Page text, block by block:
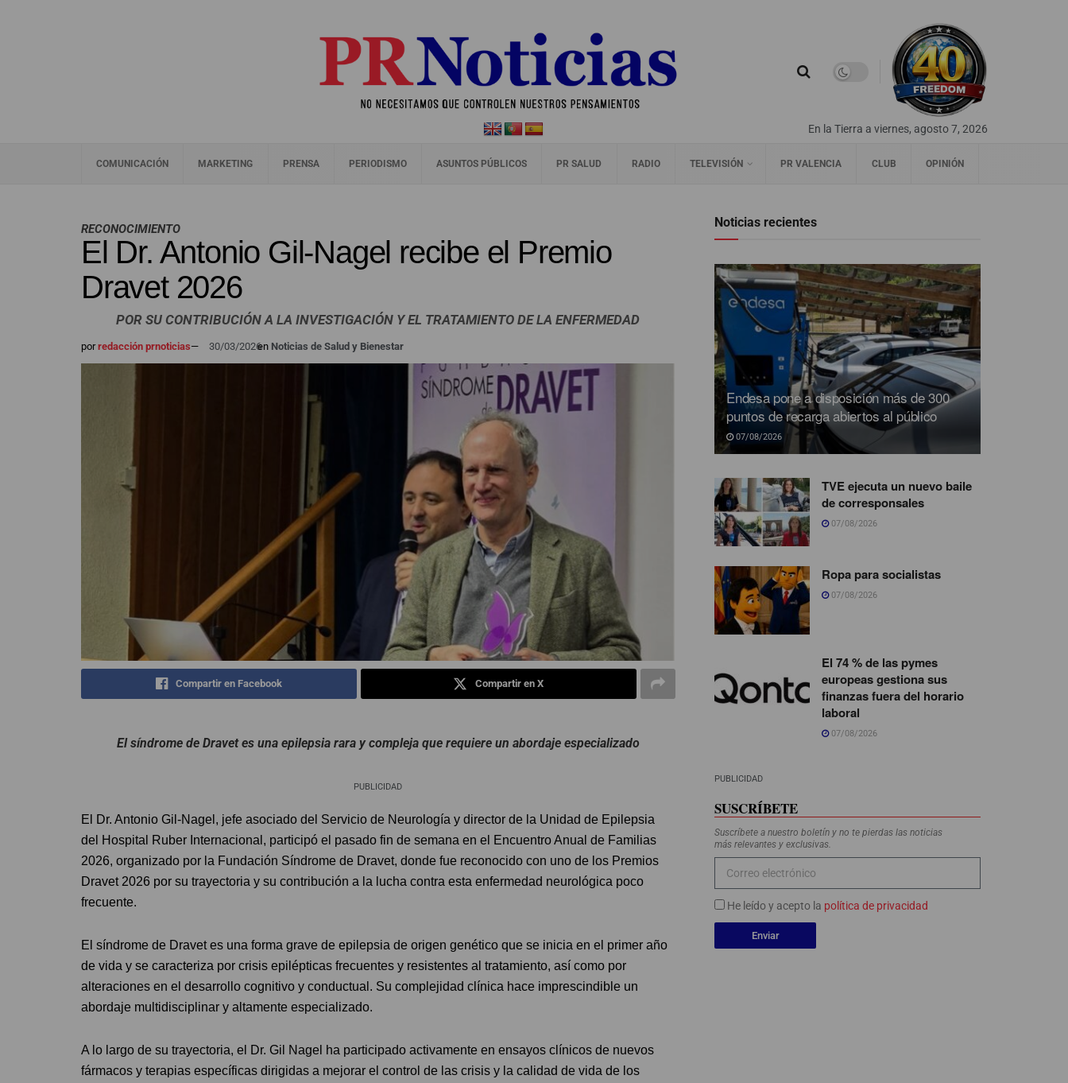
En la Tierra a viernes, agosto 7, 2026
COMUNICACIÓN MARKETING PRENSA PERIODISMO ASUNTOS PÚBLICOS PR SALUD RADIO TELEVISIÓN PR VALENCIA CLUB OPINIÓN
RECONOCIMIENTO
El Dr. Antonio Gil-Nagel recibe el Premio
Dravet 2026
POR SU CONTRIBUCIÓN A LA INVESTIGACIÓN Y EL TRATAMIENTO DE LA ENFERMEDAD
porredacción prnoticias— 30/03/2026en Noticias de Salud y Bienestar
Compartir en Facebook Compartir en X
El síndrome de Dravet es una epilepsia rara y compleja que requiere un abordaje especializado
PUBLICIDAD
El Dr. Antonio Gil-Nagel, jefe asociado del Servicio de Neurología y director de la Unidad de Epilepsia
del Hospital Ruber Internacional, participó el pasado fin de semana en el Encuentro Anual de Familias
2026, organizado por la Fundación Síndrome de Dravet, donde fue reconocido con uno de los Premios
Dravet 2026 por su trayectoria y su contribución a la lucha contra esta enfermedad neurológica poco
frecuente.
El síndrome de Dravet es una forma grave de epilepsia de origen genético que se inicia en el primer año
de vida y se caracteriza por crisis epilépticas frecuentes y resistentes al tratamiento, así como por
alteraciones en el desarrollo cognitivo y conductual. Su complejidad clínica hace imprescindible un
abordaje multidisciplinar y altamente especializado.
A lo largo de su trayectoria, el Dr. Gil Nagel ha participado activamente en ensayos clínicos de nuevos
fármacos y terapias específicas dirigidas a mejorar el control de las crisis y la calidad de vida de los
Noticias recientes
Endesa pone a disposición más de 300
puntos de recarga abiertos al público
07/08/2026
TVE ejecuta un nuevo baile
de corresponsales
07/08/2026
Ropa para socialistas
07/08/2026
El 74 % de las pymes
europeas gestiona sus
finanzas fuera del horario
laboral
07/08/2026
PUBLICIDAD
SUSCRÍBETE
Suscríbete a nuestro boletín y no te pierdas las noticias
más relevantes y exclusivas.
He leído y acepto la política de privacidad
Enviar